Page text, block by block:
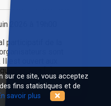
2026 à 19h00
participatif de la
sont
est ouvert aux
leur [...]
sur ce site, vous acceptez
fins statistiques et de
savoir plus